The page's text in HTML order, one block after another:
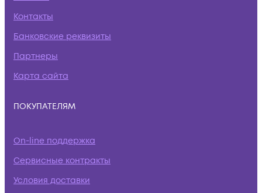
Контакты
Банковские реквизиты
Партнеры
Карта сайта
ПОКУПАТЕЛЯМ
On-line поддержка
Сервисные контракты
Условия доставки